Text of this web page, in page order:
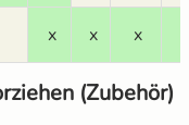
x x x
(Zubehör)